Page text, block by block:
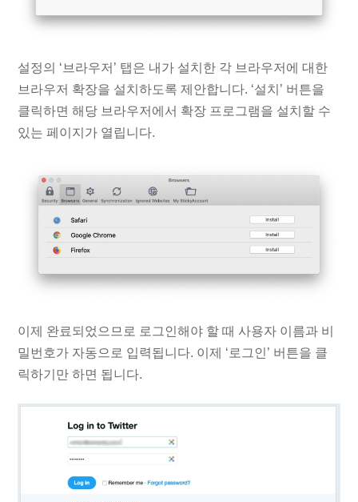
설정의 ‘브라우저’ 탭은 내가 설치한 각 브라우저에 대한
브라우저 확장을 설치하도록 제안합니다. ‘설치’ 버튼을
클릭하면 해당 브라우저에서 확장 프로그램을 설치할 수
있는 페이지가 열립니다.
이제 완료되었으므로 로그인해야 할 때 사용자 이름과 비
밀번호가 자동으로 입력됩니다. 이제 ‘로그인’ 버튼을 클
릭하기만 하면 됩니다.